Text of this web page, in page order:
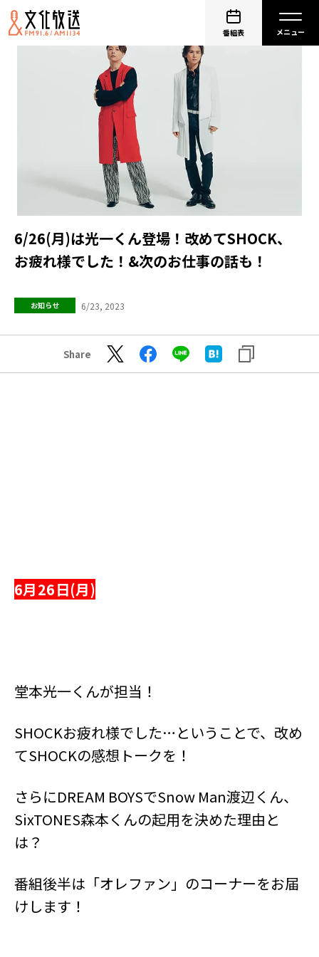
番組表
6/26(月)は光一くん登場！改めてSHOCK、
お疲れ様でした！&次のお仕事の話も！
お知らせ 6/23, 2023
Share
6月26日(月)
堂本光一くんが担当！
SHOCKお疲れ様でした…ということで、改め
てSHOCKの感想トークを！
さらにDREAM BOYSでSnow Man渡辺くん、
SixTONES森本くんの起用を決めた理由と
は？
番組後半は「オレファン」のコーナーをお届
けします！